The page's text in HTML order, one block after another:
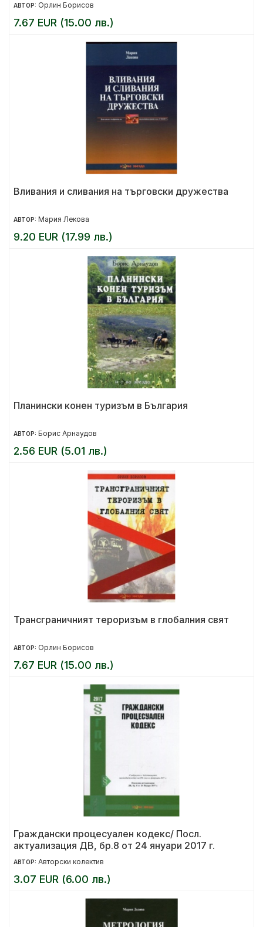
АВТОР: Орлин Борисов
7.67 EUR (15.00 лв.)
Вливания и сливания на търговски дружества
АВТОР: Мария Лекова
9.20 EUR (17.99 лв.)
Планински конен туризъм в България
АВТОР: Борис Арнаудов
2.56 EUR (5.01 лв.)
Трансграничният тероризъм в глобалния свят
АВТОР: Орлин Борисов
7.67 EUR (15.00 лв.)
Граждански процесуален кодекс/ Посл.
актуализация ДВ, бр.8 от 24 януари 2017 г.
АВТОР: Авторски колектив
3.07 EUR (6.00 лв.)